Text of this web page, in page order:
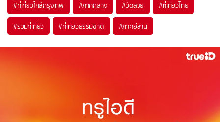
#ที่เที่ยวใกล้กรุงเทพ #ภาคกลาง #วัดสวย #ที่เที่ยวไทย
#รวมที่เที่ยว #ที่เที่ยวธรรมชาติ #ภาคอีสาน